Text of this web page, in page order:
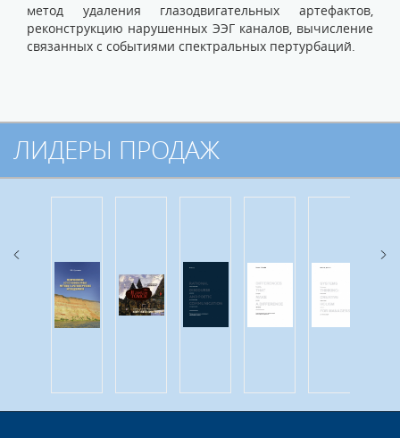
метод удаления глазодвигательных артефактов,
реконструкцию нарушенных ЭЭГ каналов, вычисление
связанных с событиями спектральных пертурбаций.
ЛИДЕРЫ ПРОДАЖ